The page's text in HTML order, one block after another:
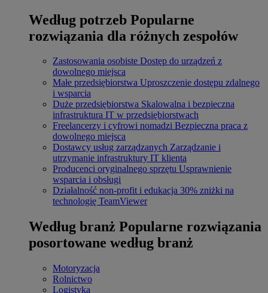
Według potrzeb Popularne
rozwiązania dla różnych zespołów
Zastosowania osobiste Dostęp do urządzeń z
dowolnego miejsca
Małe przedsiębiorstwa Uproszczenie dostępu zdalnego
i wsparcia
Duże przedsiębiorstwa Skalowalna i bezpieczna
infrastruktura IT w przedsiębiorstwach
Freelancerzy i cyfrowi nomadzi Bezpieczna praca z
dowolnego miejsca
Dostawcy usług zarządzanych Zarządzanie i
utrzymanie infrastruktury IT klienta
Producenci oryginalnego sprzętu Usprawnienie
wsparcia i obsługi
Działalność non-profit i edukacja 30% zniżki na
technologię TeamViewer
Według branż Popularne rozwiązania
posortowane według branż
Motoryzacja
Rolnictwo
Logistyka